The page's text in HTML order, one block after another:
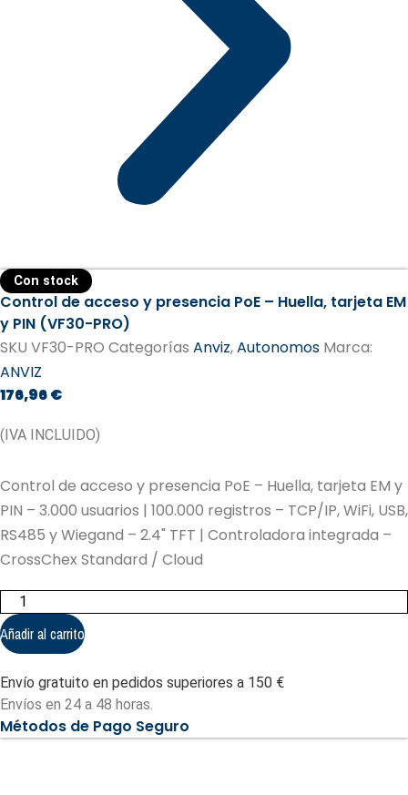
Con stock
Control de acceso y presencia PoE – Huella, tarjeta EM
y PIN (VF30-PRO)
SKU VF30-PRO Categorías Anviz,Autonomos Marca:
ANVIZ
176,96€
(IVA INCLUIDO)
Control de acceso y presencia PoE – Huella, tarjeta EM y
PIN – 3.000 usuarios | 100.000 registros – TCP/IP, WiFi, USB,
RS485 y Wiegand – 2.4" TFT | Controladora integrada –
CrossChex Standard / Cloud
Control
de
acceso
y
presencia
-
Huella,
tarjeta
EM
y
Añadir al carrito
Envío gratuito en pedidos superiores a 150 €
Envíos en 24 a 48 horas.
Métodos de Pago Seguro